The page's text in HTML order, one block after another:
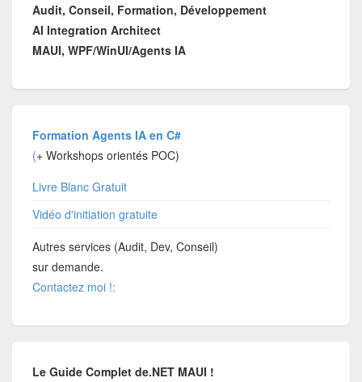
Audit, Conseil, Formation, Développement
AI Integration Architect
MAUI, WPF/WinUI/Agents IA
Formation Agents IA en C#
(+ Workshops orientés POC)
Livre Blanc Gratuit
Vidéo d'initiation gratuite
Autres services (Audit, Dev, Conseil)
sur demande.
Contactez moi !:
Le Guide Complet de.NET MAUI !